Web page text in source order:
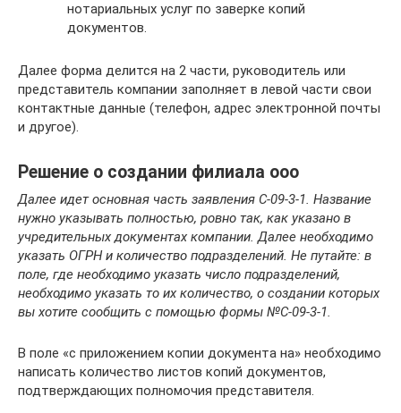
нотариальных услуг по заверке копий
документов.
Далее форма делится на 2 части, руководитель или
представитель компании заполняет в левой части свои
контактные данные (телефон, адрес электронной почты
и другое).
Решение о создании филиала ооо
Далее идет основная часть заявления С-09-3-1. Название
нужно указывать полностью, ровно так, как указано в
учредительных документах компании. Далее необходимо
указать ОГРН и количество подразделений. Не путайте: в
поле, где необходимо указать число подразделений,
необходимо указать то их количество, о создании которых
вы хотите сообщить с помощью формы №С-09-3-1.
В поле «с приложением копии документа на» необходимо
написать количество листов копий документов,
подтверждающих полномочия представителя.